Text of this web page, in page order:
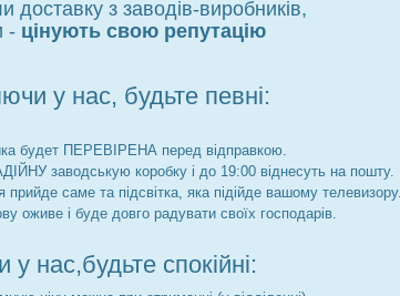
доставку з заводів-виробників,
- цінують свою репутацію
у нас, будьте певні:
будет ПЕРЕВІРЕНА перед відправкою.
заводськую коробку і до 19:00 віднесуть на пошту.
прийде саме та підсвітка, яка підійде вашому телевизору.
оживе і буде довго радувати своїх господарів.
у нас,будьте спокійні: